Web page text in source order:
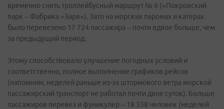
временно снять троллейбусный маршрут № 6 («Покровский
парк – Фабрика «Заря»). Зато на морских паромах и катерах
было перевезено 17 724 пассажира – почти вдвое больше, чем
за предыдущий период.
Этому способствовало улучшение погодных условий и
соответственно, полное выполнение графиков рейсов
(напомним, неделей раньше из-за штормового ветра морской
пассажирский транспорт не работал почти двое суток). Больше
пассажиров перевез и фуникулер – 18 338 человек (неделей